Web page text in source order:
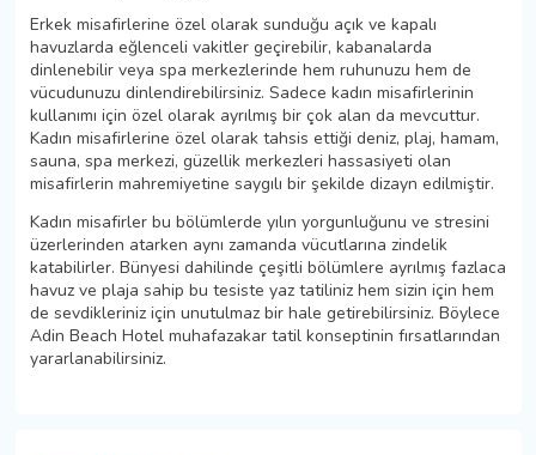
Erkek misafirlerine özel olarak sunduğu açık ve kapalı
havuzlarda eğlenceli vakitler geçirebilir, kabanalarda
dinlenebilir veya spa merkezlerinde hem ruhunuzu hem de
vücudunuzu dinlendirebilirsiniz. Sadece kadın misafirlerinin
kullanımı için özel olarak ayrılmış bir çok alan da mevcuttur.
Kadın misafirlerine özel olarak tahsis ettiği deniz, plaj, hamam,
sauna, spa merkezi, güzellik merkezleri hassasiyeti olan
misafirlerin mahremiyetine saygılı bir şekilde dizayn edilmiştir.
Kadın misafirler bu bölümlerde yılın yorgunluğunu ve stresini
üzerlerinden atarken aynı zamanda vücutlarına zindelik
katabilirler. Bünyesi dahilinde çeşitli bölümlere ayrılmış fazlaca
havuz ve plaja sahip bu tesiste yaz tatiliniz hem sizin için hem
de sevdikleriniz için unutulmaz bir hale getirebilirsiniz. Böylece
Adin Beach Hotel muhafazakar tatil konseptinin fırsatlarından
yararlanabilirsiniz.